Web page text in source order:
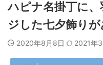
ハピナ名掛丁に
ジした七夕飾り
2020年8月8日 2021年